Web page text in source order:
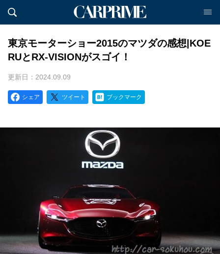
東京モーターショー2015のマツダの感想|KOE
RUとRX-VISIONがスゴイ！
更新日：2024.09.09
シェア ツイート ブックマーク